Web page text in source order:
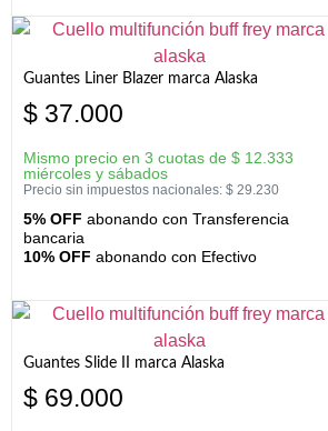
Guantes Liner Blazer marca Alaska
$ 37.000
Mismo precio en 3 cuotas de $ 12.333
miércoles y sábados
Precio sin impuestos nacionales: $ 29.230
5% OFF abonando con Transferencia
bancaria
10% OFF abonando con Efectivo
Guantes Slide II marca Alaska
$ 69.000